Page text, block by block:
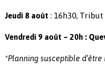
Jeudi 8 août : 16h30, Tribut
Vendredi 9 août – 20h :
*Planning susceptible d’être